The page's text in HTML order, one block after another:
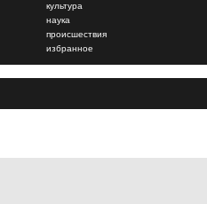
культура
наука
происшествия
избранное